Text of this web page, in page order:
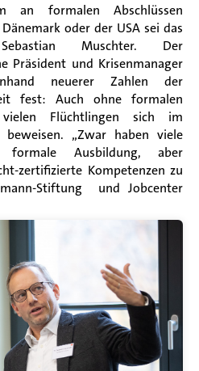
an formalen Abschlüssen
oder der USA sei das
Muschter. Der
Präsident und Krisenmanager
neuerer Zahlen der
fest: Auch ohne formalen
Flüchtlingen sich im
„Zwar haben viele
formale Ausbildung, aber
zertifizierte Kompetenzen zu
Stiftung und Jobcenter